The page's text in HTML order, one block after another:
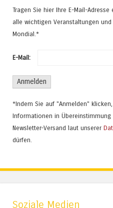
Tragen Sie hier Ihre E-Mail-
alle wichtigen Veranstaltungen
Mondial.*
E-Mail:
*Indem Sie auf "Anmelden"
Informationen in
Newsletter-Versand laut unserer
dürfen.
Soziale Medien